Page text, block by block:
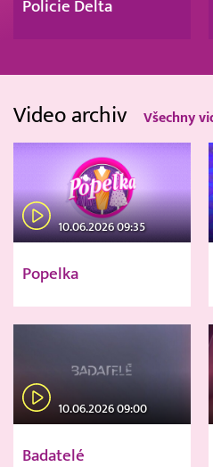
Policie Delta
Video archiv Všechny
10.06.2026 09:35
Popelka
10.06.2026 09:00
Badatelé